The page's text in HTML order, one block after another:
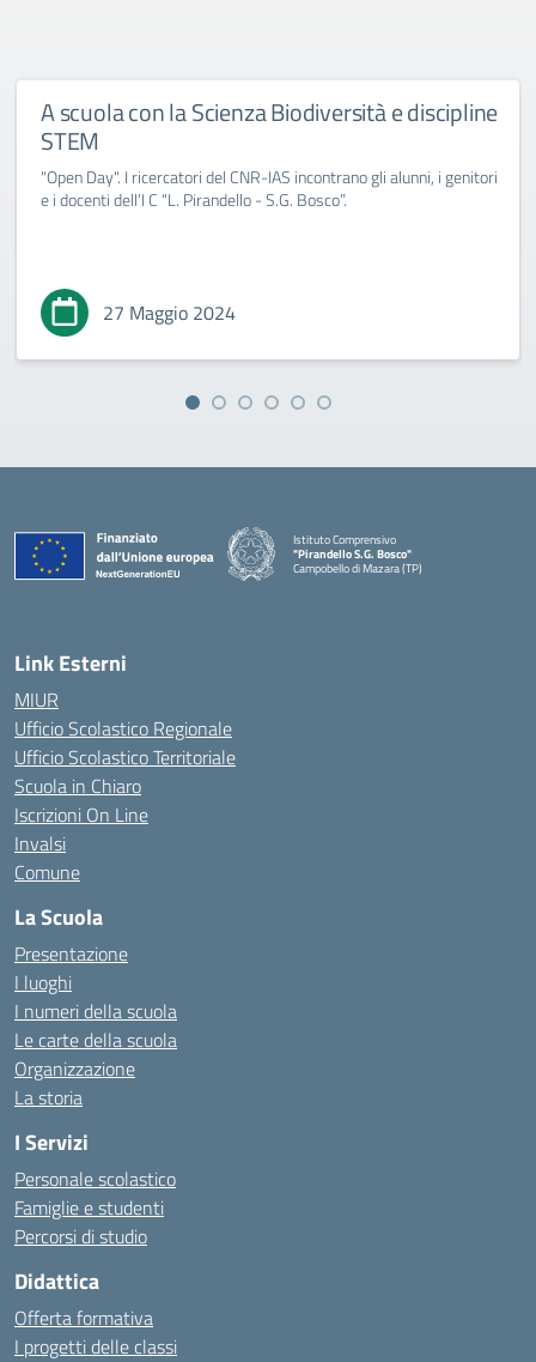
A scuola con la Scienza Biodiversità e discipline
STEM
"Open Day". I ricercatori del CNR-IAS incontrano gli alunni, i genitori
e i docenti dell’I C “L. Pirandello - S.G. Bosco”.
27 Maggio 2024
Istituto Comprensivo
"Pirandello S.G. Bosco"
Campobello di Mazara (TP)
— Visita la pagina iniziale della scuola
Link Esterni
MIUR
Ufficio Scolastico Regionale
Ufficio Scolastico Territoriale
Scuola in Chiaro
Iscrizioni On Line
Invalsi
Comune
La Scuola
Presentazione
I luoghi
I numeri della scuola
Le carte della scuola
Organizzazione
La storia
I Servizi
Personale scolastico
Famiglie e studenti
Percorsi di studio
Didattica
Offerta formativa
I progetti delle classi